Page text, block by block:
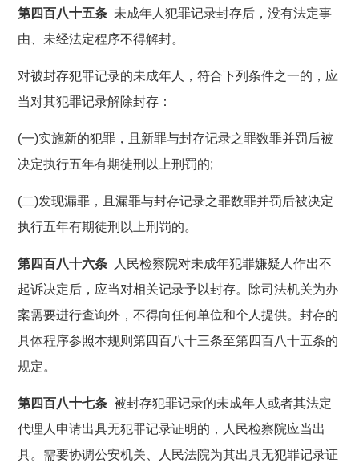
第四百八十五条 未成年人犯罪记录封存后，没有法定事
由、未经法定程序不得解封。
对被封存犯罪记录的未成年人，符合下列条件之一的，应
当对其犯罪记录解除封存：
(一)实施新的犯罪，且新罪与封存记录之罪数罪并罚后被
决定执行五年有期徒刑以上刑罚的;
(二)发现漏罪，且漏罪与封存记录之罪数罪并罚后被决定
执行五年有期徒刑以上刑罚的。
第四百八十六条 人民检察院对未成年犯罪嫌疑人作出不
起诉决定后，应当对相关记录予以封存。除司法机关为办
案需要进行查询外，不得向任何单位和个人提供。封存的
具体程序参照本规则第四百八十三条至第四百八十五条的
规定。
第四百八十七条 被封存犯罪记录的未成年人或者其法定
代理人申请出具无犯罪记录证明的，人民检察院应当出
具。需要协调公安机关、人民法院为其出具无犯罪记录证